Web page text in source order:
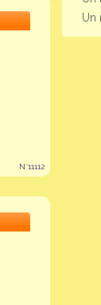
N°11112
Un